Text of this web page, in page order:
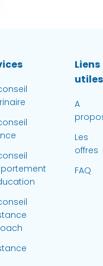
Liens
utiles
A
Les
offres
FAQ